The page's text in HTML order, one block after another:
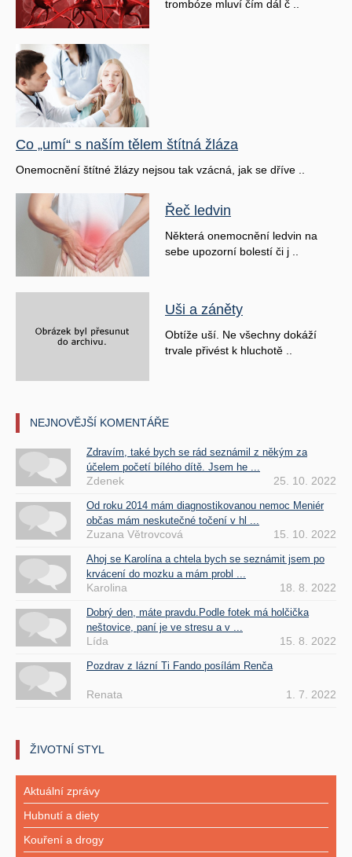
trombóze mluví čím dál č ..
Co „umí“ s naším tělem štítná žláza
Onemocnění štítné žlázy nejsou tak vzácná, jak se dříve ..
Řeč ledvin
Některá onemocnění ledvin na
sebe upozorní bolestí či j ..
Uši a záněty
Obtíže uší. Ne všechny dokáží
trvale přivést k hluchotě ..
NEJNOVĚJŠÍ KOMENTÁŘE
Zdravím, také bych se rád seznámil z někým za
účelem početí bílého dítě. Jsem he ...
Zdenek 25. 10. 2022
Od roku 2014 mám diagnostikovanou nemoc Meniér
občas mám neskutečné točení v hl ...
Zuzana Větrovcová 15. 10. 2022
Ahoj se Karolína a chtela bych se seznámit jsem po
krvácení do mozku a mám probl ...
Karolina 18. 8. 2022
Dobrý den, máte pravdu.Podle fotek má holčička
neštovice, paní je ve stresu a v ...
Lída 15. 8. 2022
Pozdrav z lázní Ti Fando posílám Renča
Renata 1. 7. 2022
ŽIVOTNÍ STYL
Aktuální zprávy
Hubnutí a diety
Kouření a drogy